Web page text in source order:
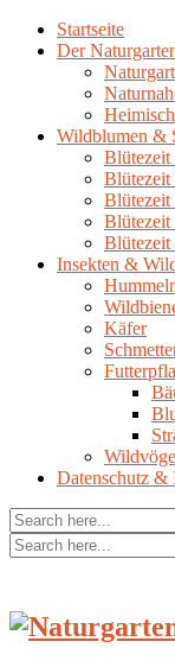
Startseite
Der
Wildblumen &
Blütezeit
Blütezeit
Blütezeit
Blütezeit
Blütezeit
Insekten &
Käfer
Datenschutz &